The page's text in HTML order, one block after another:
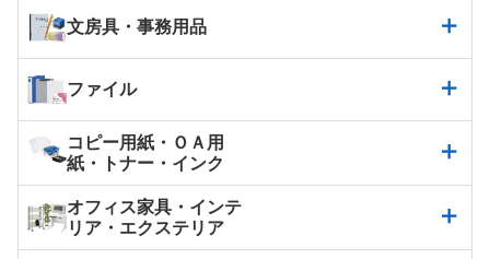
文房具・事務用品
ファイル
コピー用紙・ＯＡ用
紙・トナー・インク
オフィス家具・インテ
リア・エクステリア